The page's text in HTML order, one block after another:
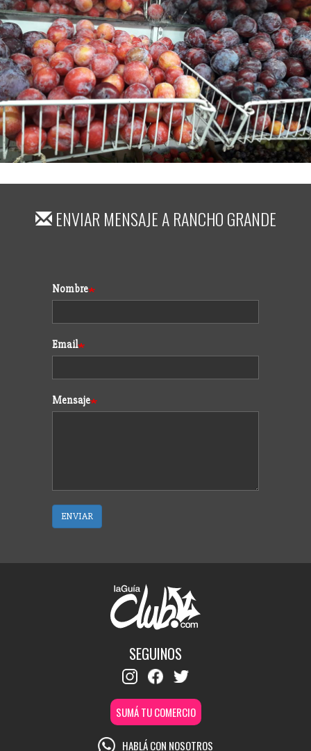
ENVIAR MENSAJE ARANCHO GRANDE
Formulario
Nombre
Email
Mensaje
ENVIAR
SEGUINOS
SUMÁ TU COMERCIO
HABLÁ CON NOSOTROS